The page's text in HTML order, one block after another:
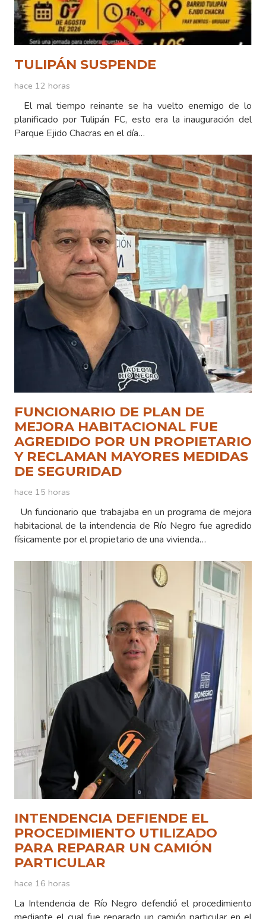
TULIPÁN SUSPENDE
hace 12 horas
El mal tiempo reinante se ha vuelto enemigo de lo
planificado por Tulipán FC, esto era la inauguración del
Parque Ejido Chacras en el día…
FUNCIONARIO DE PLAN DE
MEJORA HABITACIONAL FUE
AGREDIDO POR UN PROPIETARIO
Y RECLAMAN MAYORES MEDIDAS
DE SEGURIDAD
hace 15 horas
Un funcionario que trabajaba en un programa de mejora
habitacional de la intendencia de Río Negro fue agredido
físicamente por el propietario de una vivienda…
INTENDENCIA DEFIENDE EL
PROCEDIMIENTO UTILIZADO
PARA REPARAR UN CAMIÓN
PARTICULAR
hace 16 horas
La Intendencia de Río Negro defendió el procedimiento